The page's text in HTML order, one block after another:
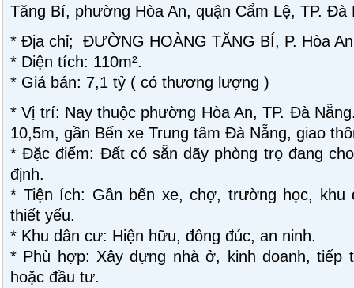
Tăng Bí, phường Hòa An, quận Cẩm Lệ, TP. Đà
* Địa chỉ; ĐƯỜNG HOÀNG TĂNG BÍ, P. Hòa
* Diện tích: 110m².
* Giá bán: 7,1 tỷ ( có thương lượng )
* Vị trí: Nay thuộc phường Hòa An, TP. Đà
10,5m, gần Bến xe Trung tâm Đà Nẵng, giao
* Đặc điểm: Đất có sẵn dãy phòng trọ đang
định.
* Tiện ích: Gần bến xe, chợ, trường học, khu
thiết yếu.
* Khu dân cư: Hiện hữu, đông đúc, an ninh.
* Phù hợp: Xây dựng nhà ở, kinh doanh, tiếp
hoặc đầu tư.